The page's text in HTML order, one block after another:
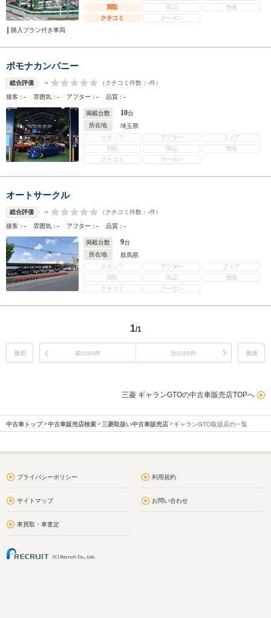
買取
保証
整備
クチコミ
クーポン
購入プラン付き車両
ポモナカンパニー
総合評価 - （クチコミ件数： -件）
接客：- 雰囲気：- アフター：- 品質：-
掲載台数 10台
所在地
埼玉県
スタッフ
アフター
フェア
買取
保証
整備
クチコミ
クーポン
オートサークル
総合評価 - （クチコミ件数： -件）
接客：- 雰囲気：- アフター：- 品質：-
掲載台数 9台
所在地
群馬県
スタッフ
アフター
フェア
買取
保証
整備
クチコミ
クーポン
1/1
最初 前の20件 次の20件 最後
三菱 ギャランGTOの中古車販売店TOPへ
中古車トップ 中古車販売店検索 三菱取扱い中古車販売店 ギャランGTO取扱店の一覧
プライバシーポリシー 利用規約
サイトマップ お問い合わせ
車買取・車査定